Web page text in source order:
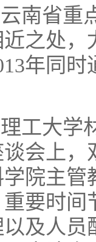
南省重
之处
年同
工大学
会上
院主
要时
及人